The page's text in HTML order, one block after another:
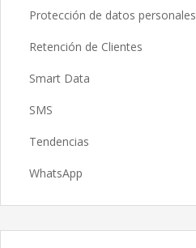
Protección de datos personales
Retención de Clientes
Smart Data
SMS
Tendencias
WhatsApp